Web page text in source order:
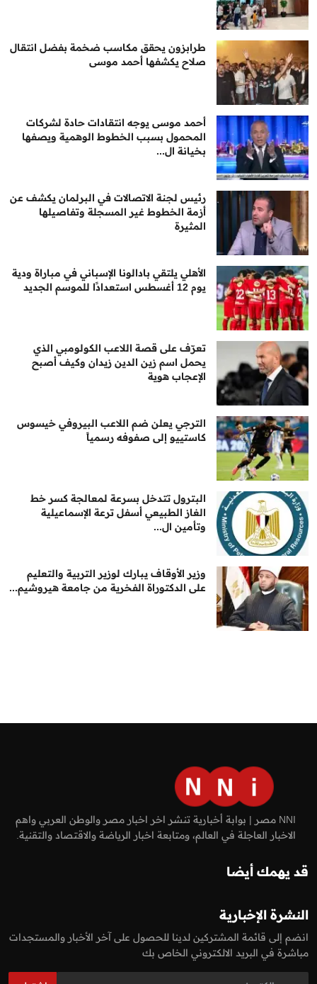
طرابزون يحقق مكاسب ضخمة بفضل انتقال
صلاح يكشفها أحمد موسى
أحمد موسى يوجه انتقادات حادة لشركات
المحمول بسبب الخطوط الوهمية ويصفها
بخيانة ال...
رئيس لجنة الاتصالات في البرلمان يكشف عن
أزمة الخطوط غير المسجلة وتفاصيلها
المثيرة
الأهلي يلتقي بادالونا الإسباني في مباراة ودية
يوم 12 أغسطس استعدادًا للموسم الجديد
تعرّف على قصة اللاعب الكولومبي الذي
يحمل اسم زين الدين زيدان وكيف أصبح
الإعجاب هوية
الترجي يعلن ضم اللاعب البيروفي خيسوس
كاستييو إلى صفوفه رسمياً
البترول تتدخل بسرعة لمعالجة كسر خط
الغاز الطبيعي أسفل ترعة الإسماعيلية
وتأمين ال...
وزير الأوقاف يبارك لوزير التربية والتعليم
على الدكتوراة الفخرية من جامعة هيروشيم...
NNI مصر | بوابة أخبارية تنشر اخر اخبار مصر والوطن العربي واهم
الاخبار العاجلة في العالم، ومتابعة اخبار الرياضة والاقتصاد والتقنية.
قد يهمك أيضا
النشرة الإخبارية
انضم إلى قائمة المشتركين لدينا للحصول على آخر الأخبار والمستجدات
مباشرة في البريد الالكتروني الخاص بك